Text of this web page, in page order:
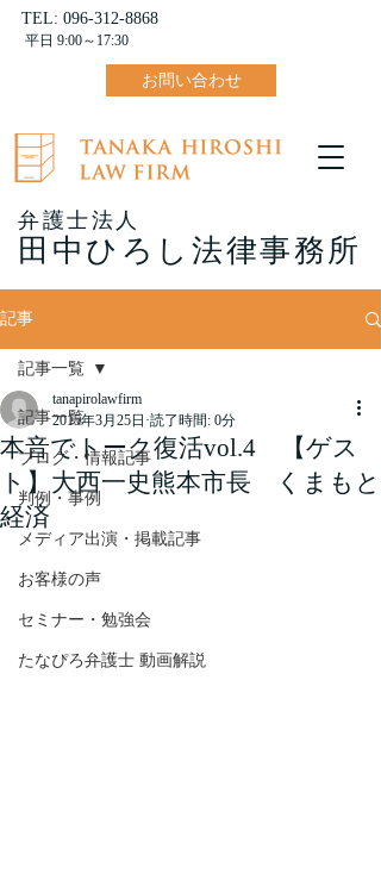
TEL: 096-312-8868
平日 9:00～17:30
お問い合わせ
弁護士法人
田中ひろし法律事務所
記事
記事一覧
ブログ・情報記事
判例・事例
メディア出演・掲載記事
お客様の声
セミナー・勉強会
たなぴろ弁護士 動画解説
記事一覧
本音でトーク復活vol.4 【ゲス
ト】大西一史熊本市長 くまもと
経済
tanapirolawfirm
2015年3月25日 読了時間: 0分